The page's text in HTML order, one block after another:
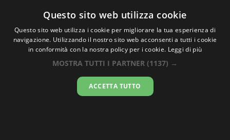
Oraesatta.co
Ora EsattaOnehatare
16:25:11
Questo sito web utilizza cookie
Questo sito web utilizza i cookie per migliorare la tua esperienza di
navigazione. Utilizzando il nostro sito web acconsenti a tutti i cookie
in conformità con la nostra policy per i cookie. Leggi di più
MOSTRA TUTTI I PARTNER (1137) →
ACCETTA TUTTO